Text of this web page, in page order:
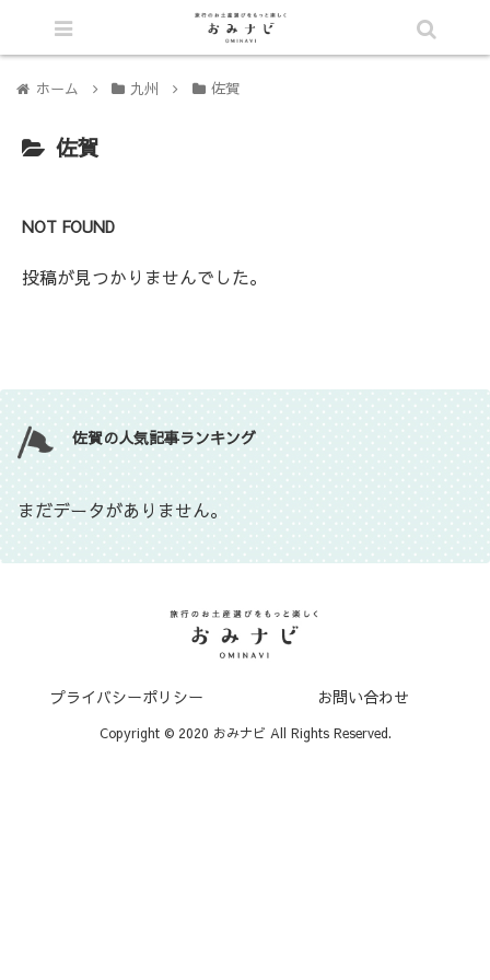
ホーム 九州 佐賀
佐賀
NOT FOUND
投稿が見つかりませんでした。
佐賀の人気記事ランキング
まだデータがありません。
プライバシーポリシー お問い合わせ
Copyright © 2020 おみナビ All Rights Reserved.
シェア